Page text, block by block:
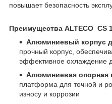
повышает безопасность
Преимущества ALTECO CS
Алюминиевый корпус
прочный корпус,
эффективное охлаждение
Алюминиевая опорная
платформа для точной и
износу и коррозии